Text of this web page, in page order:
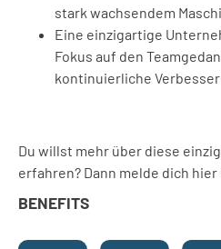
stark wachsendem
Eine einzigartige
Fokus auf den
kontinuierliche
Du willst mehr über diese
erfahren? Dann melde dich hier
BENEFITS